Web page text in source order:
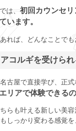
は、 初回カウンセ
います。
れば、どんなことでも
コルギを受けら
古屋で直接学び、正式
リアで体験できる
らも叶える新しい美容
しっかり変わる感覚